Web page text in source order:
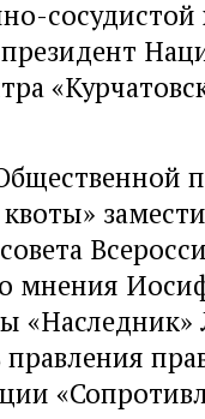
мнения
«Наследник»
правления